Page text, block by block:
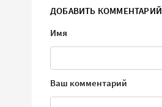
ДОБАВИТЬ КОММЕНТАРИЙ
Имя
Ваш комментарий